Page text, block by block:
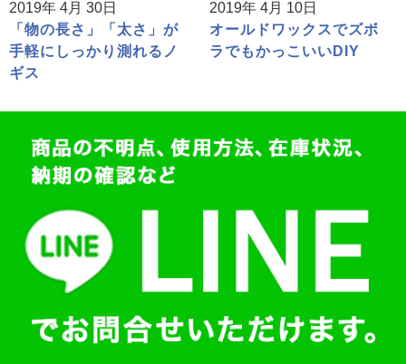
2019年 4月 30日
「物の長さ」「太さ」が
手軽にしっかり測れるノ
ギス
2019年 4月 10日
オールドワックスでズボ
ラでもかっこいいDIY